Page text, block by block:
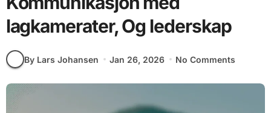
lagkamerater, Og lederskap
By Lars Johansen Jan 26, 2026 No Comments